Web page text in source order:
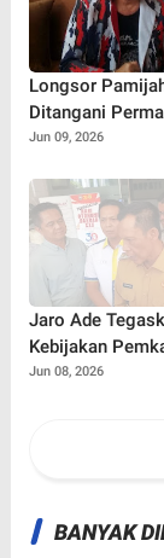
Longsor
Ditangani
Khawatir
Sukabumi
Jun 09, 2026
Jaro Ade
Kebijakan
Selalu
Jun 08, 2026
BANYAK